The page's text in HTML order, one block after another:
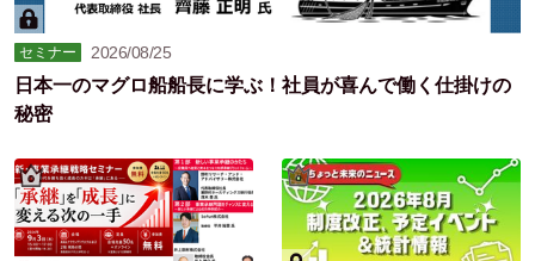
セミナー 2026/08/25
日本一のマグロ船船長に学ぶ！社員が喜んで働く仕掛けの
秘密